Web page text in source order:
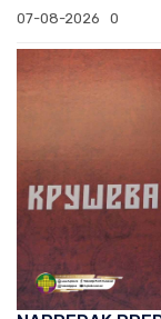
07-08-2026 0